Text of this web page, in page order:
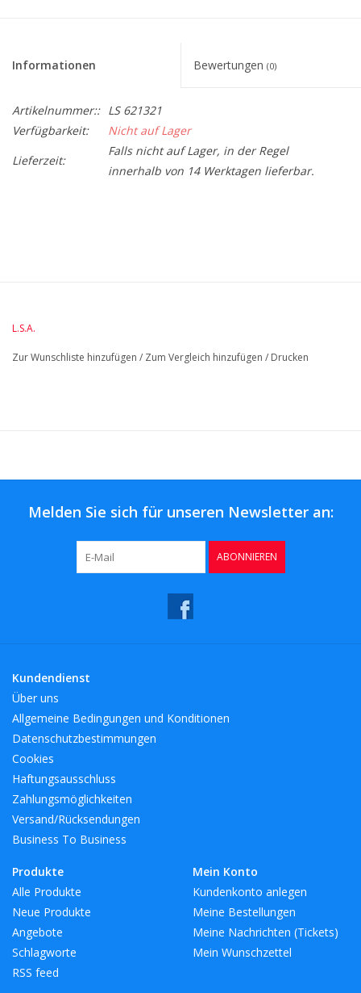
Informationen Bewertungen (0)
Artikelnummer:: LS 621321
Verfügbarkeit:
Nicht auf Lager
Lieferzeit:
Falls nicht auf Lager, in der Regel
innerhalb von 14 Werktagen lieferbar.
L.S.A.
Zur Wunschliste hinzufügen / Zum Vergleich hinzufügen / Drucken
Melden Sie sich für unseren Newsletter an:
ABONNIEREN
Kundendienst
Über uns
Allgemeine Bedingungen und Konditionen
Datenschutzbestimmungen
Cookies
Haftungsausschluss
Zahlungsmöglichkeiten
Versand/Rücksendungen
Business To Business
Produkte
Alle Produkte
Neue Produkte
Angebote
Schlagworte
RSS feed
Mein Konto
Kundenkonto anlegen
Meine Bestellungen
Meine Nachrichten (Tickets)
Mein Wunschzettel